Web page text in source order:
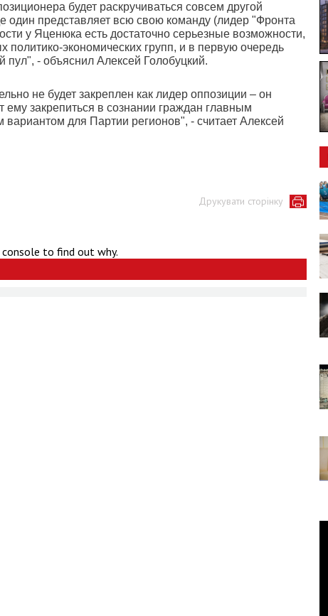
будет раскручиваться совсем другой
один представляет всю свою команду (лидер "Фронта
у Яценюка есть достаточно серьезные возможности,
политико-экономических групп, и в первую очередь
- объяснил Алексей Голобуцкий.
не будет закреплен как лидер оппозиции – он
закрепиться в сознании граждан главным
для Партии регионов", - считает Алексей
Друкувати сторінку
to find out why.